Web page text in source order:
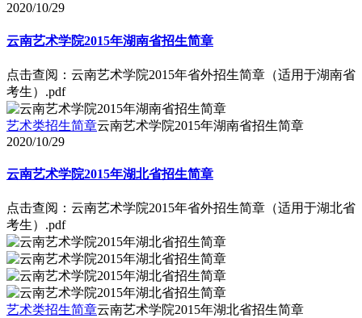
2020/10/29
云南艺术学院2015年湖南省招生简章
点击查阅：云南艺术学院2015年省外招生简章（适用于湖南省
考生）.pdf
艺术类招生简章云南艺术学院2015年湖南省招生简章
2020/10/29
云南艺术学院2015年湖北省招生简章
点击查阅：云南艺术学院2015年省外招生简章（适用于湖北省
考生）.pdf
艺术类招生简章云南艺术学院2015年湖北省招生简章